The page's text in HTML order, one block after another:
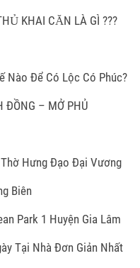
KHAI CĂN LÀ GÌ ???
Nào Để Có Lộc Có Phúc?
ĐỒNG – MỞ PHỦ
Hưng Đạo Đại Vương
Biên
Park 1 Huyện Gia Lâm
Tại Nhà Đơn Giản Nhất